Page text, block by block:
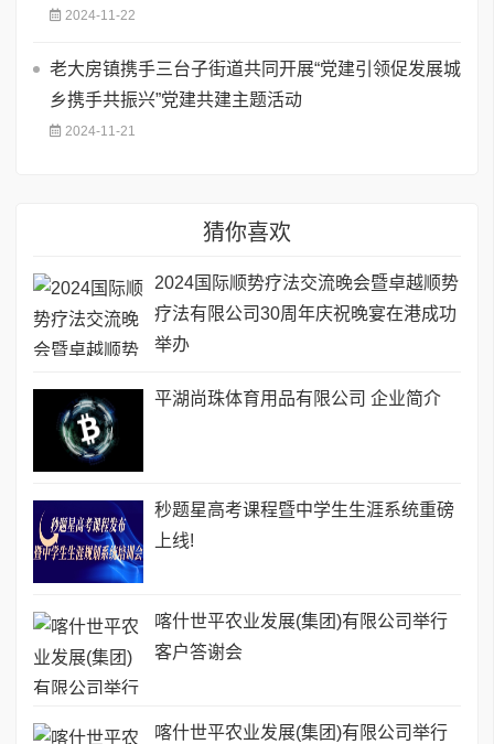
2024-11-22
老大房镇携手三台子街道共同开展“党建引领促发展城
乡携手共振兴”党建共建主题活动
2024-11-21
猜你喜欢
2024国际顺势疗法交流晚会暨卓越顺势
疗法有限公司30周年庆祝晚宴在港成功
举办
平湖尚珠体育用品有限公司 企业简介
秒题星高考课程暨中学生生涯系统重磅
上线!
喀什世平农业发展(集团)有限公司举行
客户答谢会
喀什世平农业发展(集团)有限公司举行